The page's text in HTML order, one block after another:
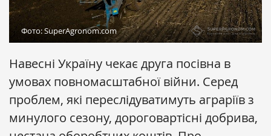
Фото: SuperAgronom.com
Навесні Україну чекає друга посівна в
умовах повномасштабної війни. Серед
проблем, які переслідуватимуть аграріїв з
минулого сезону, дороговартісні добрива,